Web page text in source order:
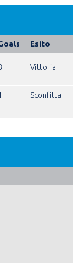
Esito
Vittoria
Sconfitta